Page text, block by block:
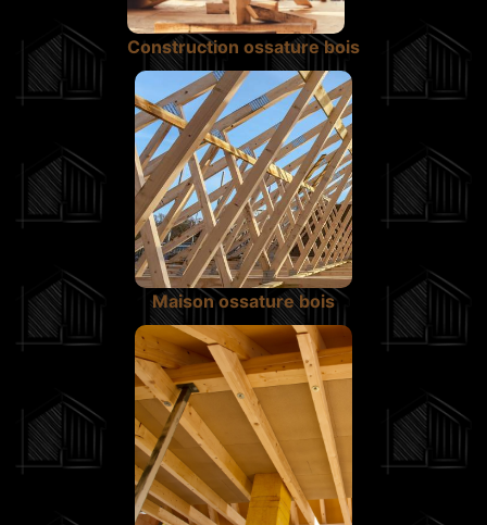
Construction ossature bois
Maison ossature bois